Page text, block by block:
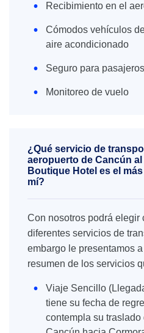
Recibimiento en el
Cómodos vehículos
aire acondicionado
Seguro para pasajeros
Monitoreo de vuelo
¿Qué servicio de
aeropuerto de Cancún
Boutique Hotel es el
mí?
Con nosotros podrá elegir
diferentes servicios de
embargo le presentamos
resumen de los servicios
Viaje Sencillo
tiene su fecha de
contempla su